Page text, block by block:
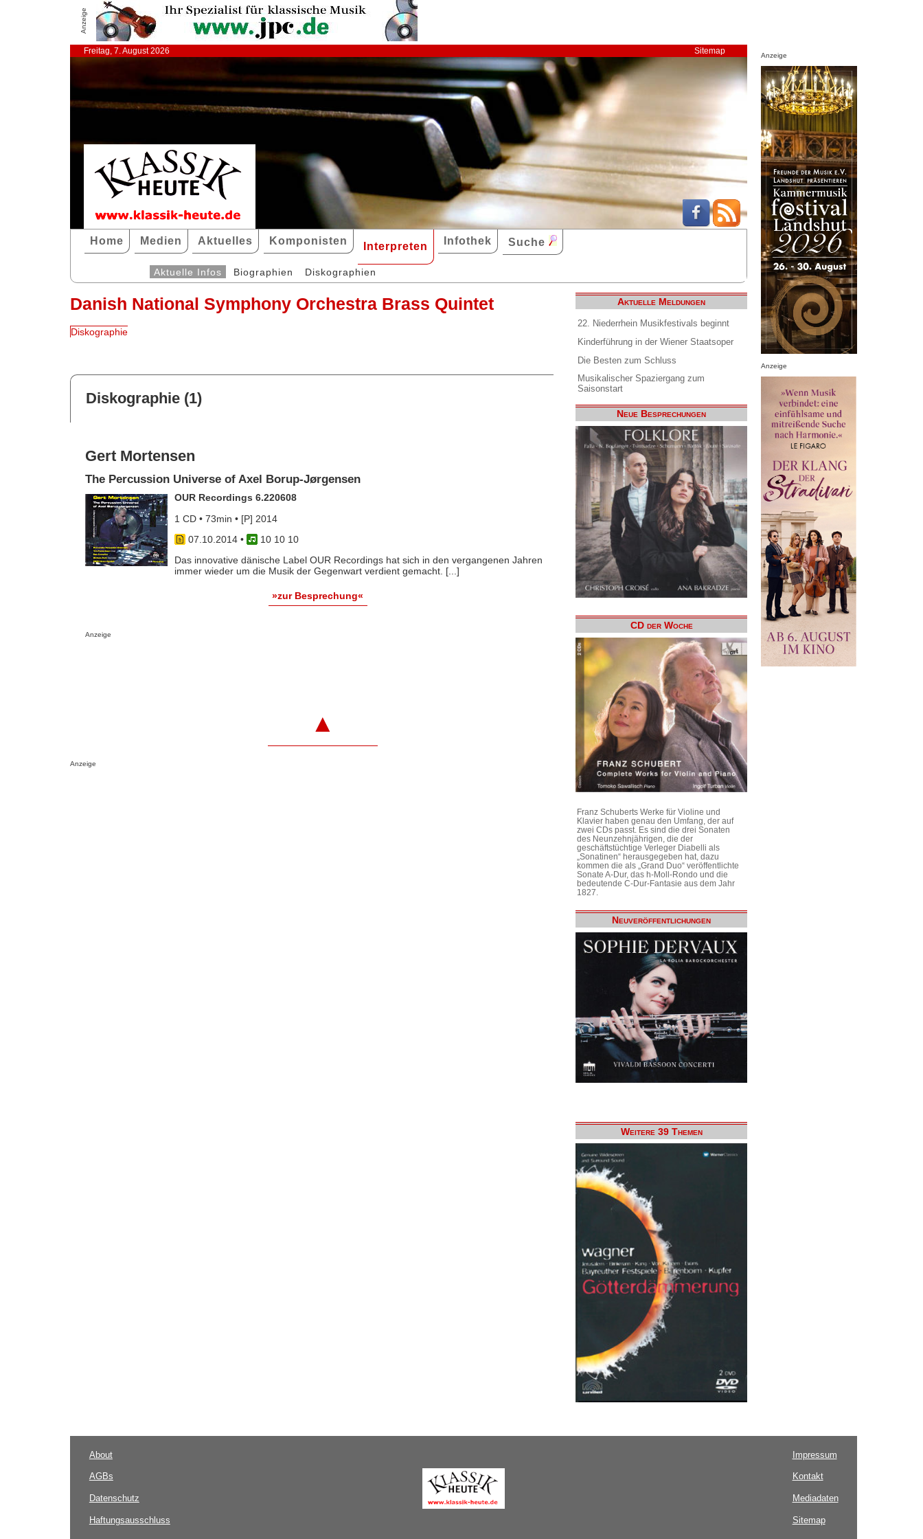
Anzeige
Freitag, 7. August 2026 Sitemap
Home Medien Aktuelles Komponisten Interpreten Infothek Suche
Aktuelle Infos Biographien Diskographien
Danish National Symphony Orchestra Brass Quintet
Diskographie
Diskographie (1)
Gert Mortensen
The Percussion Universe of Axel Borup-Jørgensen
OUR Recordings 6.220608
1 CD • 73min • [P] 2014
07.10.2014•
10 10 10
Das innovative dänische Label OUR Recordings hat sich in den vergangenen Jahren
immer wieder um die Musik der Gegenwart verdient gemacht. [...]
»zur Besprechung«
Anzeige
▲
Anzeige
Aktuelle Meldungen
22. Niederrhein Musikfestivals beginnt
Kinderführung in der Wiener Staatsoper
Die Besten zum Schluss
Musikalischer Spaziergang zum
Saisonstart
Neue Besprechungen
CD der Woche
Franz Schuberts Werke für Violine und
Klavier haben genau den Umfang, der auf
zwei CDs passt. Es sind die drei Sonaten
des Neunzehnjährigen, die der
geschäftstüchtige Verleger Diabelli als
„Sonatinen“ herausgegeben hat, dazu
kommen die als „Grand Duo“ veröffentlichte
Sonate A-Dur, das h-Moll-Rondo und die
bedeutende C-Dur-Fantasie aus dem Jahr
1827.
Neuveröffentlichungen
Weitere 39 Themen
Anzeige
Anzeige
About
AGBs
Datenschutz
Haftungsausschluss
Impressum
Kontakt
Mediadaten
Sitemap